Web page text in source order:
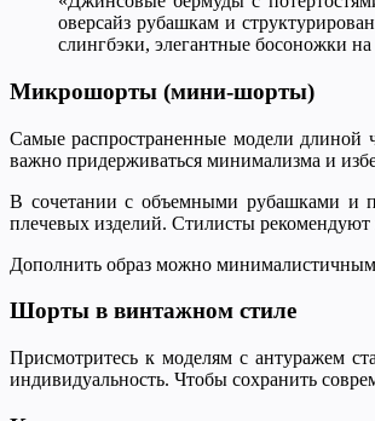
оверсайз рубашкам и
слингбэки, элегантные босоножки
Микрошорты (мини-шорты)
Самые распространенные модели длиной
важно придерживаться минимализма и
В сочетании с объемными рубашками и
плечевых изделий. Стилисты
Дополнить образ можно
Шорты в винтажном стиле
Присмотритесь к моделям с антуражем
индивидуальность. Чтобы сохранить